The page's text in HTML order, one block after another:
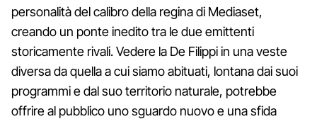
personalità del calibro della regina di Mediaset,
creando un ponte inedito tra le due emittenti
storicamente rivali. Vedere la De Filippi in una veste
diversa da quella a cui siamo abituati, lontana dai suoi
programmi e dal suo territorio naturale, potrebbe
offrire al pubblico uno sguardo nuovo e una sfida